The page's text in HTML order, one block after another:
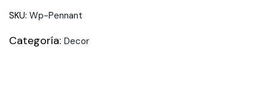
SKU: Wp-Pennant
Categoría: Decor